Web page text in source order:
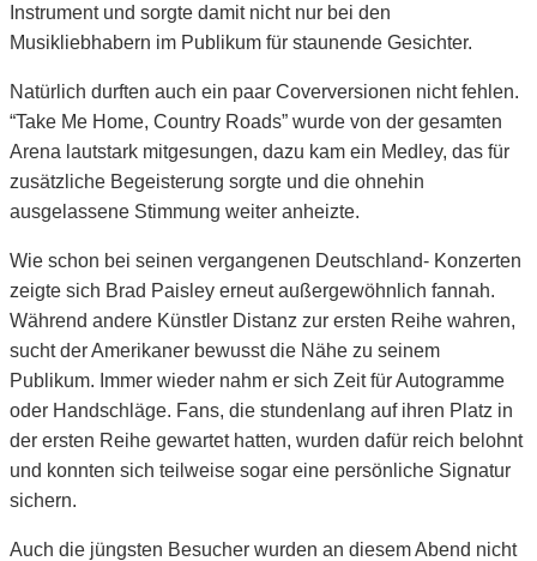
Instrument und sorgte damit nicht nur bei den
Musikliebhabern im Publikum für staunende Gesichter.
Natürlich durften auch ein paar Coverversionen nicht fehlen.
“Take Me Home, Country Roads” wurde von der gesamten
Arena lautstark mitgesungen, dazu kam ein Medley, das für
zusätzliche Begeisterung sorgte und die ohnehin
ausgelassene Stimmung weiter anheizte.
Wie schon bei seinen vergangenen Deutschland- Konzerten
zeigte sich Brad Paisley erneut außergewöhnlich fannah.
Während andere Künstler Distanz zur ersten Reihe wahren,
sucht der Amerikaner bewusst die Nähe zu seinem
Publikum. Immer wieder nahm er sich Zeit für Autogramme
oder Handschläge. Fans, die stundenlang auf ihren Platz in
der ersten Reihe gewartet hatten, wurden dafür reich belohnt
und konnten sich teilweise sogar eine persönliche Signatur
sichern.
Auch die jüngsten Besucher wurden an diesem Abend nicht